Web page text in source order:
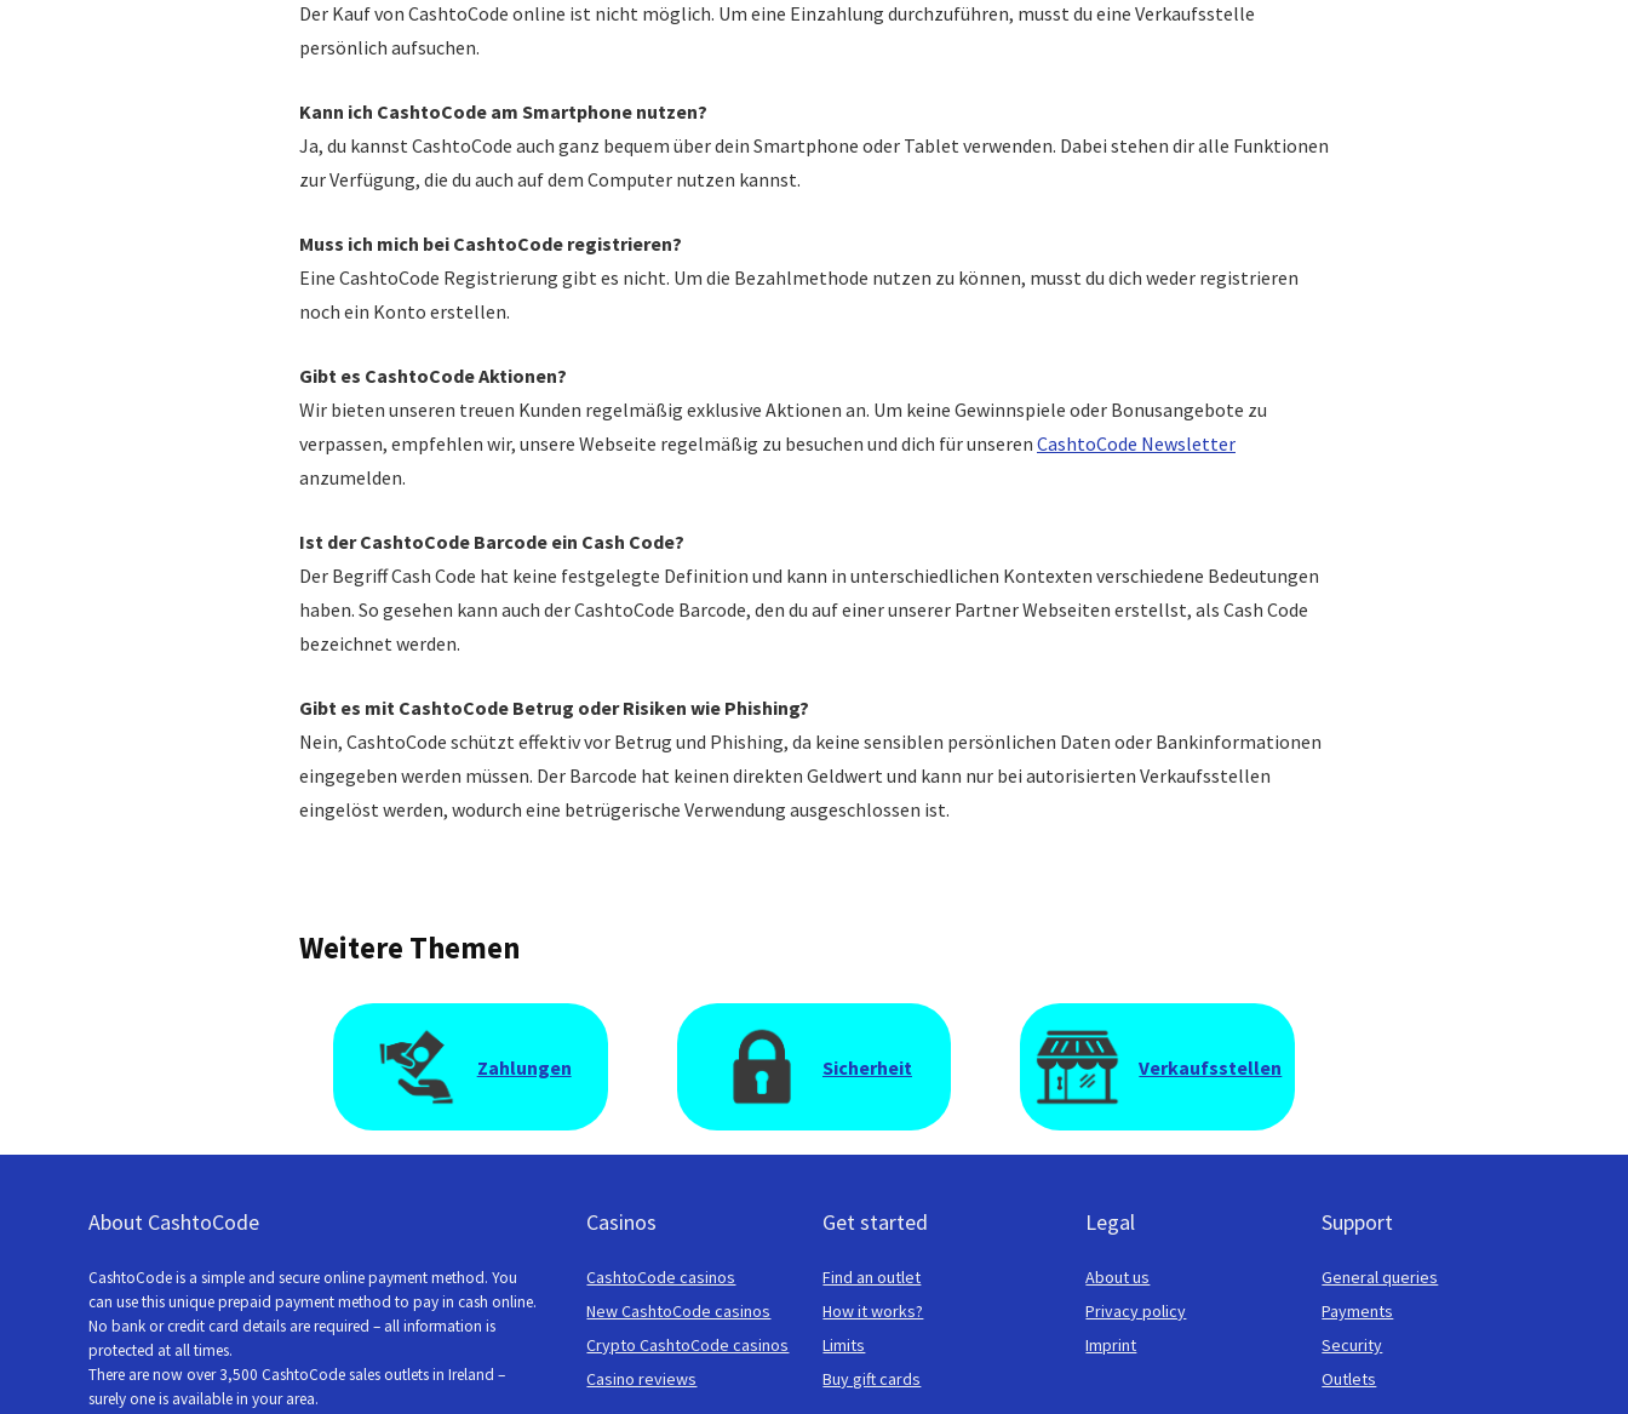
Der Kauf von CashtoCode online ist nicht möglich. Um eine Einzahlung durchzuführen, musst du eine Verkaufsstelle
persönlich aufsuchen.
Kann ich CashtoCode am Smartphone nutzen?
Ja, du kannst CashtoCode auch ganz bequem über dein Smartphone oder Tablet verwenden. Dabei stehen dir alle Funktionen
zur Verfügung, die du auch auf dem Computer nutzen kannst.
Muss ich mich bei CashtoCode registrieren?
Eine CashtoCode Registrierung gibt es nicht. Um die Bezahlmethode nutzen zu können, musst du dich weder registrieren
noch ein Konto erstellen.
Gibt es CashtoCode Aktionen?
Wir bieten unseren treuen Kunden regelmäßig exklusive Aktionen an. Um keine Gewinnspiele oder Bonusangebote zu
verpassen, empfehlen wir, unsere Webseite regelmäßig zu besuchen und dich für unseren CashtoCode Newsletter
anzumelden.
Ist der CashtoCode Barcode ein Cash Code?
Der Begriff Cash Code hat keine festgelegte Definition und kann in unterschiedlichen Kontexten verschiedene Bedeutungen
haben. So gesehen kann auch der CashtoCode Barcode, den du auf einer unserer Partner Webseiten erstellst, als Cash Code
bezeichnet werden.
Gibt es mit CashtoCode Betrug oder Risiken wie Phishing?
Nein, CashtoCode schützt effektiv vor Betrug und Phishing, da keine sensiblen persönlichen Daten oder Bankinformationen
eingegeben werden müssen. Der Barcode hat keinen direkten Geldwert und kann nur bei autorisierten Verkaufsstellen
eingelöst werden, wodurch eine betrügerische Verwendung ausgeschlossen ist.
Weitere Themen
Zahlungen Sicherheit Verkaufsstellen
About CashtoCode
CashtoCode is a simple and secure online payment method. You
can use this unique prepaid payment method to pay in cash online.
No bank or credit card details are required – all information is
protected at all times.
There are now over 3,500 CashtoCode sales outlets in Ireland –
surely one is available in your area.
Casinos
CashtoCode casinos
New CashtoCode casinos
Crypto CashtoCode casinos
Casino reviews
Get started
Find an outlet
How it works?
Limits
Buy gift cards
Legal
About us
Privacy policy
Imprint
Support
General queries
Payments
Security
Outlets